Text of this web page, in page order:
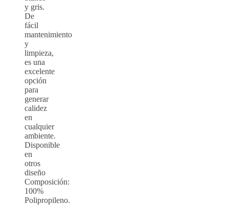
y gris.
De
fácil
mantenimiento
y
limpieza,
es una
excelente
opción
para
generar
calidez
en
cualquier
ambiente.
Disponible
en
otros
diseño
Composición:
100%
Polipropileno.